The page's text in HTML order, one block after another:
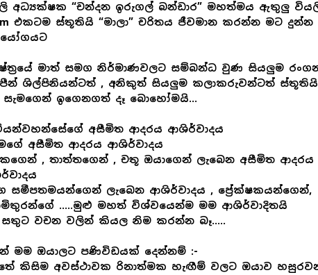
අධ්‍යක්ෂක “චන්දන ඉරුගල් බන්ඩාර” මහත්මය ඇතුලු
එකටම ස්තූතියි “මාලා” චරිතය ජීවමාන කරන්න මට දුන්න
මාත් සමග නිර්මාණවලට සම්බන්ධ වුණ සියලුම
ශිල්පිනියන්ටත් , අනිකුත් සියලුම කලාකරුවන්ටත්
සැමගෙන් ඉගෙනගත් දෑ බොහෝමයි…
අසීමිත ආදරය ආශිර්වාදය
අසීමිත ආදරය ආශිර්වාදය
, තාත්තගෙන් , චතූ ඔයාගෙන් ලැබෙන අසීමිත ආදරය
සමීපතමයන්ගෙන් ලැබෙන ආශිර්වාදය , ප්‍රේක්ෂකයන්ගෙන්,
…..මුළු මහත් විශ්වයෙන්ම මම ආශිර්වාදිතයි
සතුට වචන වලින් කියල නිම කරන්න බෑ…..
මම ඔයාලට පණිවිඩයක් දෙන්නම් :-
කිසිම අවස්ථාවක රිනාත්මක හැඟීම් වලට ඔයාව